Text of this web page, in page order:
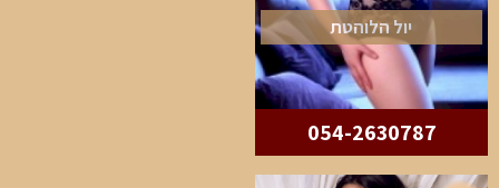
יול הלוהטת
054-2630787